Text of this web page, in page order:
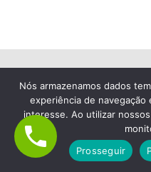
Lavagem de
Empresa
Colchão
Nós armazenamos dados
experiência de
interesse. Ao utilizar
Prosseguir